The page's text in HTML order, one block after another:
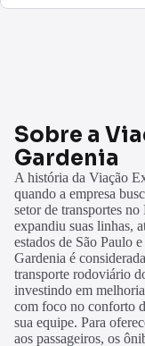
Sobre a
Gardenia
A história da Viação
quando a empresa
setor de transportes
expandiu suas linhas,
estados de São Paulo
Gardenia é
transporte rodoviário
investindo em
com foco no conforto
sua equipe. Para
aos passageiros, os